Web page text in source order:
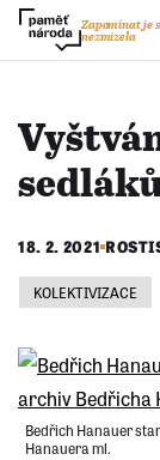
Zapomínat je
nezmizela
18. 2. 2021
KOLEKTIVIZACE
Bedřich Hanauer
Hanauera ml.